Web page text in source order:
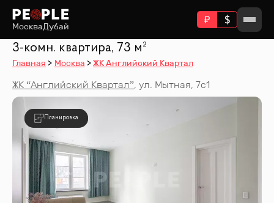
МоскваДубай
3-комн. квартира, 73 м²
Главная Москва ЖК Английский Квартал
ЖК “Английский Квартал”, ул. Мытная, 7с1
Планировка